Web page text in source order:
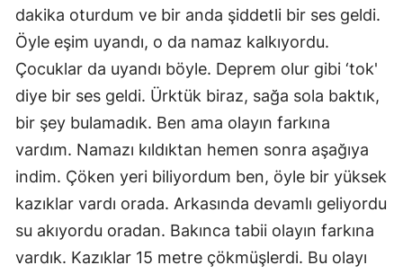
dakika oturdum ve bir anda şiddetli bir ses geldi.
Öyle eşim uyandı, o da namaz kalkıyordu.
Çocuklar da uyandı böyle. Deprem olur gibi ‘tok'
diye bir ses geldi. Ürktük biraz, sağa sola baktık,
bir şey bulamadık. Ben ama olayın farkına
vardım. Namazı kıldıktan hemen sonra aşağıya
indim. Çöken yeri biliyordum ben, öyle bir yüksek
kazıklar vardı orada. Arkasında devamlı geliyordu
su akıyordu oradan. Bakınca tabii olayın farkına
vardık. Kazıklar 15 metre çökmüşlerdi. Bu olayı